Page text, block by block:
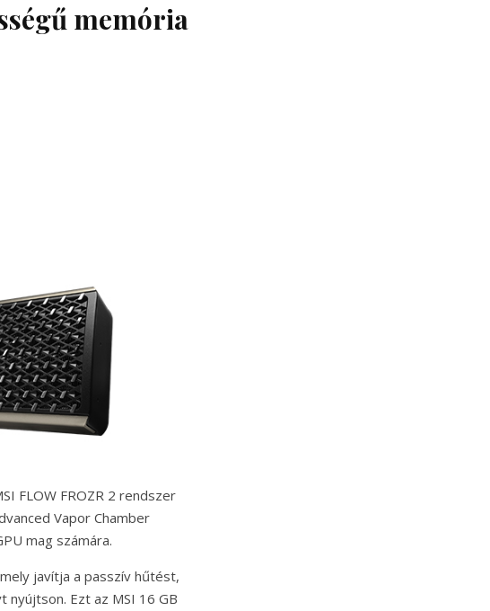
memória
FLOW FROZR 2 rendszer
Vapor Chamber
mag számára.
javítja a passzív hűtést,
nyújtson. Ezt az MSI 16 GB